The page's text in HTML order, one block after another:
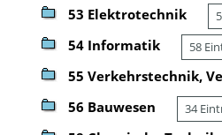
53 Elektrotechnik
54 Informatik 58
55 Verkehrstechnik,
56 Bauwesen 34